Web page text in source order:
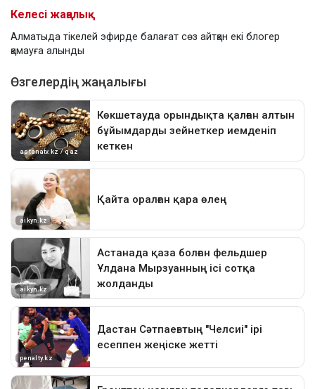
Келесі жаңалық
Алматыда тікелей эфирде балағат сөз айтқан екі блогер
қамауға алынды